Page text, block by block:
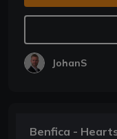
JohanS
Benfica -